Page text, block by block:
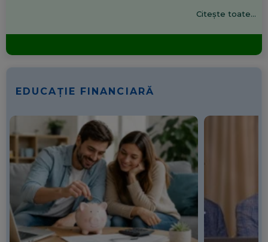
Citește toate...
EDUCAȚIE FINANCIARĂ